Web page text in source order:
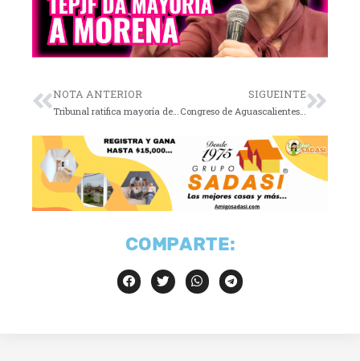
NOTA ANTERIOR SIGUEINTE
Congreso de Aguascalientes reduce plazo para abortar
COMPARTE: